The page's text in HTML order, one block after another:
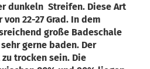
dunkeln Streifen. Diese Art
22-27 Grad. In dem
große Badeschale
gerne baden. Der
trocken sein. Die